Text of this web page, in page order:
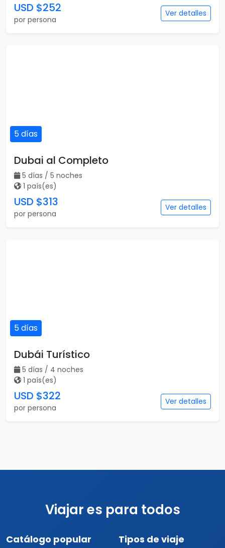
USD $252
por persona
Ver detalles
5 días
Dubai al Completo
5 días / 5 noches
1 país(es)
USD $313
por persona
Ver detalles
5 días
Dubái Turístico
5 días / 4 noches
1 país(es)
USD $322
por persona
Ver detalles
Viajar es para todos
Catálogo popular Tipos de viaje